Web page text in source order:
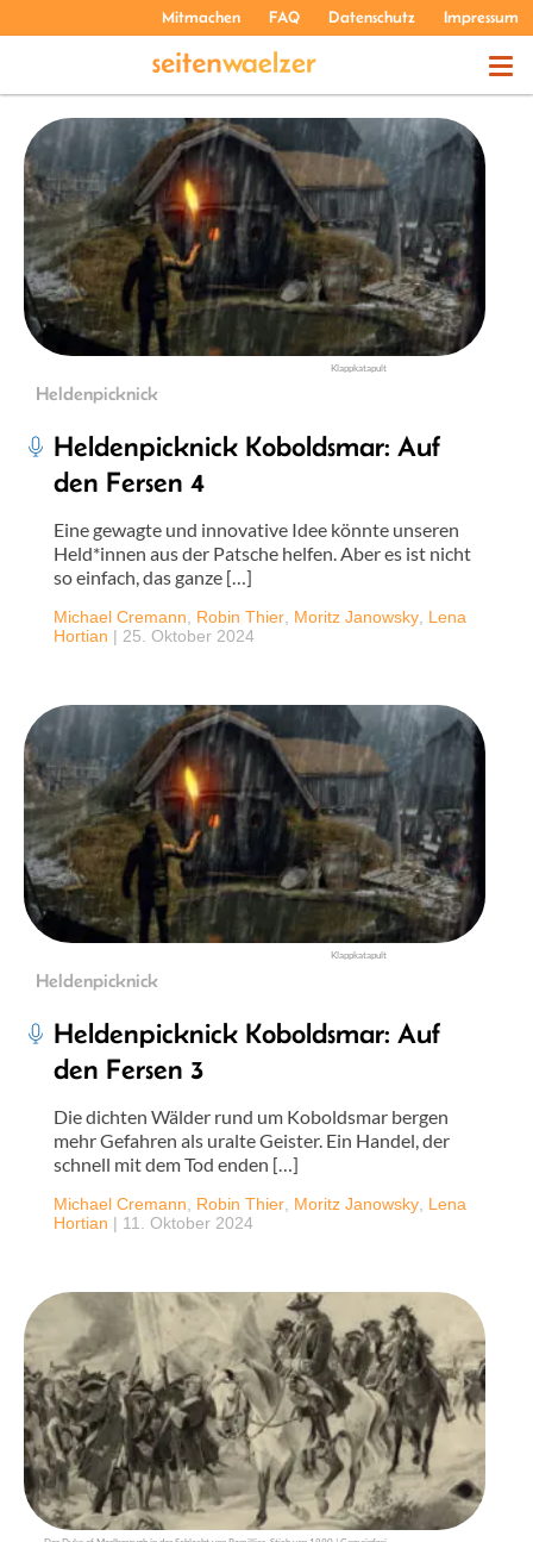
Mitmachen FAQ Datenschutz Impressum
THEMEN
PODCASTS
ÜBER UNS
Klappkatapult
Heldenpicknick
Heldenpicknick Koboldsmar: Auf
den Fersen 4
Eine gewagte und innovative Idee könnte unseren
Held*innen aus der Patsche helfen. Aber es ist nicht
so einfach, das ganze […]
Michael Cremann Robin Thier Moritz Janowsky Lena
Hortian | 25. Oktober 2024
Klappkatapult
Heldenpicknick
Heldenpicknick Koboldsmar: Auf
den Fersen 3
Die dichten Wälder rund um Koboldsmar bergen
mehr Gefahren als uralte Geister. Ein Handel, der
schnell mit dem Tod enden […]
Michael Cremann Robin Thier Moritz Janowsky Lena
Hortian | 11. Oktober 2024